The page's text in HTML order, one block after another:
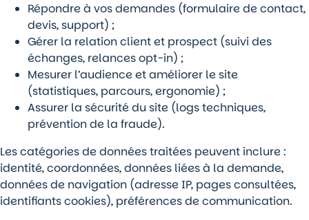
Répondre à vos demandes (formulaire de contact,
devis, support) ;
Gérer la relation client et prospect (suivi des
échanges, relances opt-in) ;
Mesurer l’audience et améliorer le site
(statistiques, parcours, ergonomie) ;
Assurer la sécurité du site (logs techniques,
prévention de la fraude).
Les catégories de données traitées peuvent inclure :
identité, coordonnées, données liées à la demande,
données de navigation (adresse IP, pages consultées,
identifiants cookies), préférences de communication.